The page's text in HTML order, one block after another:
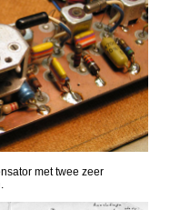
met twee zeer